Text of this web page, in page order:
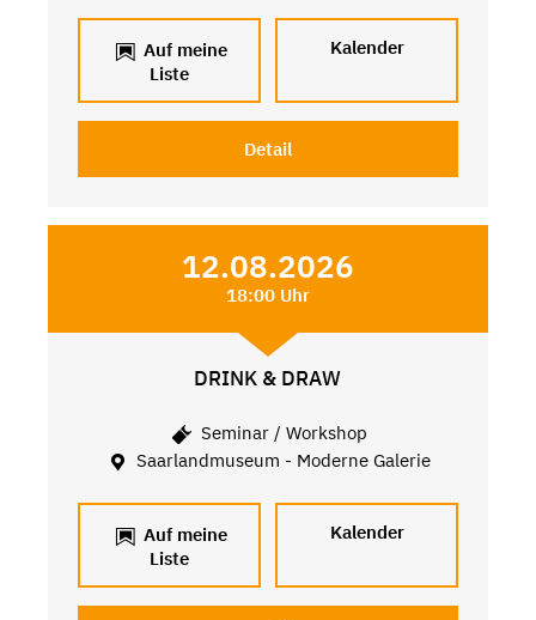
Auf meine
Liste
Kalender
Detail
12.08.2026
18:00 Uhr
DRINK & DRAW
Seminar / Workshop
Saarlandmuseum - Moderne Galerie
Auf meine
Liste
Kalender